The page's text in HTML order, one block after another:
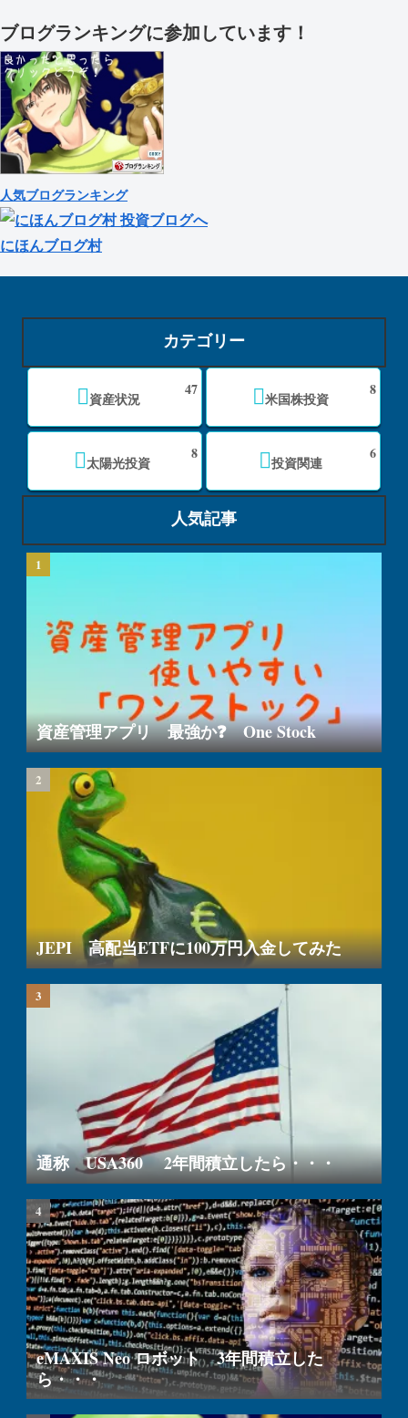
ブログランキングに参加しています！
人気ブログランキング
にほんブログ村
カテゴリー
資産状況
47
米国株投資
8
太陽光投資
8
投資関連
6
人気記事
資産管理アプリ 最強か❓ One Stock
JEPI 高配当ETFに100万円入金してみた
通称 USA360 2年間積立したら・・・
eMAXIS Neo ロボット 3年間積立した
ら・・・